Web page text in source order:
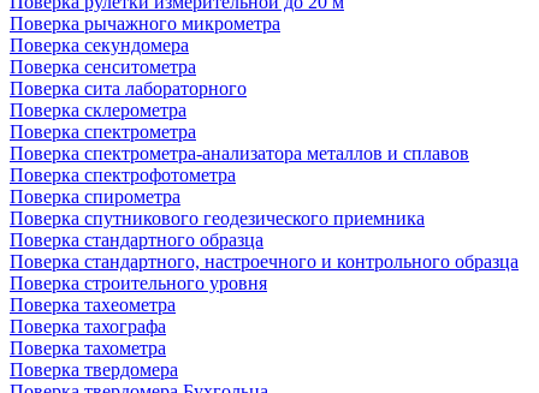
Поверка рычажного микрометра
Поверка секундомера
Поверка сенситометра
Поверка сита лабораторного
Поверка склерометра
Поверка спектрометра
Поверка спектрометра-анализатора металлов и сплавов
Поверка спектрофотометра
Поверка спирометра
Поверка спутникового геодезического приемника
Поверка стандартного образца
Поверка стандартного, настроечного и контрольного образца
Поверка строительного уровня
Поверка тахеометра
Поверка тахографа
Поверка тахометра
Поверка твердомера